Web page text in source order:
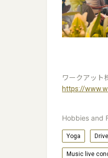
ワークアット
https://
Hobbies and
Yoga Drive
Music live